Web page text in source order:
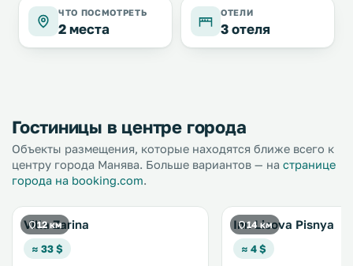
ЧТО ПОСМОТРЕТЬ
2 места
ОТЕЛИ
3 отеля
Гостиницы в центре города
Объекты размещения, которые находятся ближе всего к
центру города Манява. Больше вариантов — на странице
города на booking.com.
12 км
Villa Zarina
≈ 33 $
14 км
Inn Lisova Pisnya
≈ 4 $